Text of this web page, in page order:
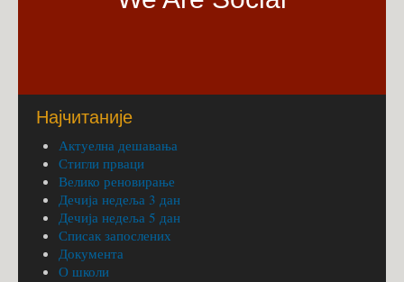
Најчитаније
Актуелна дешавања
Стигли прваци
Велико реновирање
Дечија недеља 3 дан
Дечија недеља 5 дан
Списак запослених
Документа
О школи